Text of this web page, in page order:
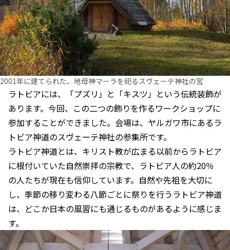
2001年に建てられた、地母神マーラを祀るスヴェーテ神社の宮
ラトビアには、「プズリ」と「キスツ」という伝統装飾が
あります。今回、この二つの飾りを作るワークショップに
参加することができました。会場は、ヤルガワ市にあるラ
トビア神道のスヴェーテ神社の参集所です。
ラトビア神道とは、キリスト教が広まる以前からラトビア
に根付いていた自然崇拝の宗教で、ラトビア人の約20％
の人たちが現在も信仰しています。自然や先祖を大切に
し、季節の移り変わる八節ごとに祭りを行うラトビア神道
は、どこか日本の風習にも通じるものがあるように感じま
す。